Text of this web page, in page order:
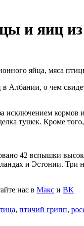
и яиц
яйца, мяса
Албании, о чем
исключением
тушек. Кроме
42 вспышки
и Эстонии. Три
нас в Макс и ВК
, птичий грипп,